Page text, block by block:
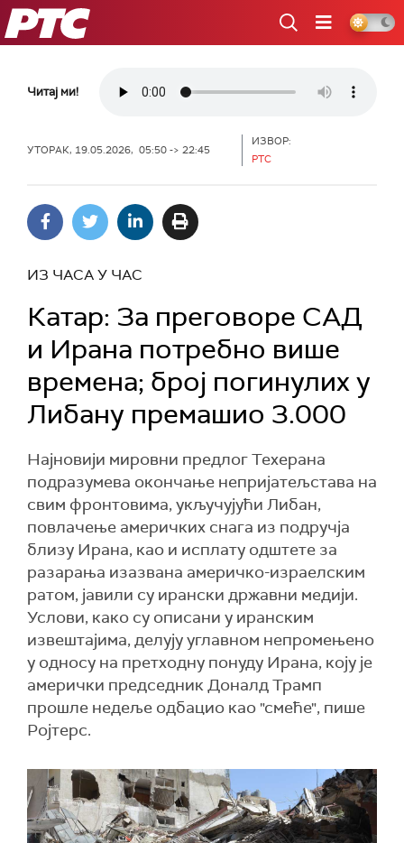
РТС
Читај ми!
УТОРАК, 19.05.2026, 05:50 -> 22:45
ИЗВОР:
РТС
ИЗ ЧАСА У ЧАС
Катар: За преговоре САД
и Ирана потребно више
времена; број погинулих у
Либану премашио 3.000
Најновији мировни предлог Техерана
подразумева окончање непријатељстава на
свим фронтовима, укључујући Либан,
повлачење америчких снага из подручја
близу Ирана, као и исплату одштете за
разарања изазвана америчко-израелским
ратом, јавили су ирански државни медији.
Услови, како су описани у иранским
извештајима, делују углавном непромењено
у односу на претходну понуду Ирана, коју је
амерички председник Доналд Трамп
прошле недеље одбацио као "смеће", пише
Ројтерс.